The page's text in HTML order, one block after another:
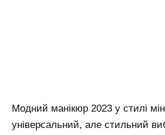
Модний манікюр 2023 у стилі
універсальний, але стильний